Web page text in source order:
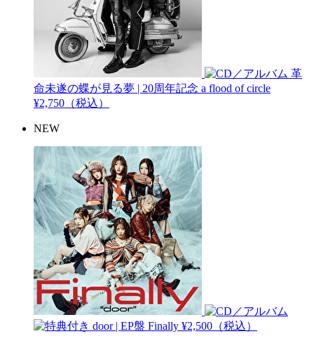
革
命未遂の蝶が見る夢 | 20周年記念 a flood of circle
¥2,750（税込）
NEW
door | EP盤 Finally ¥2,500（税込）